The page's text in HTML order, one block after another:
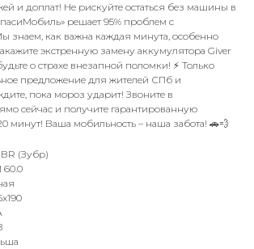
и доплат! Не рискуйте остаться без машины в
решает 95% проблем с
знаем, как важна каждая минута, особенно
экстренную замену аккумулятора Giver
о страхе внезапной поломки! ⚡️ Только
предложение для жителей СПб и
пока мороз ударит! Звоните в
сейчас и получите гарантированную
минут! Ваша мобильность – наша забота! 🚗💨
(Зубр)
60.0